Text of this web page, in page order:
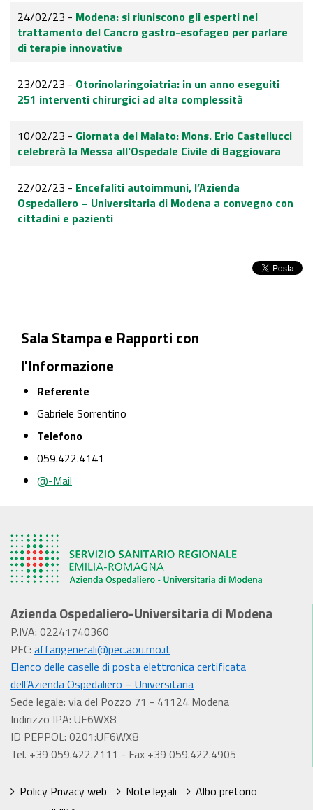
24/02/23 - Modena: si riuniscono gli esperti nel
trattamento del Cancro gastro-esofageo per parlare
di terapie innovative
23/02/23 - Otorinolaringoiatria: in un anno eseguiti
251 interventi chirurgici ad alta complessità
10/02/23 - Giornata del Malato: Mons. Erio Castellucci
celebrerà la Messa all'Ospedale Civile di Baggiovara
22/02/23 - Encefaliti autoimmuni, l’Azienda
Ospedaliero – Universitaria di Modena a convegno con
cittadini e pazienti
Sala Stampa e Rapporti con
l'Informazione
Referente
Gabriele Sorrentino
Telefono
059.422.4141
@-Mail
Azienda Ospedaliero-Universitaria di Modena
P.IVA: 02241740360
PEC: affarigenerali@pec.aou.mo.it
Elenco delle caselle di posta elettronica certificata
dell’Azienda Ospedaliero – Universitaria
Sede legale: via del Pozzo 71 - 41124 Modena
Indirizzo IPA: UF6WX8
ID PEPPOL: 0201:UF6WX8
Tel. +39 059.422.2111 - Fax +39 059.422.4905
Policy Privacy web Note legali
Albo pretorio